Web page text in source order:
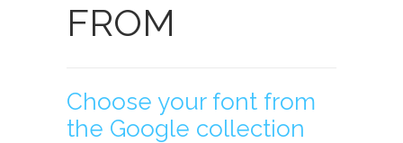
FROM
Choose your font from
the Google collection